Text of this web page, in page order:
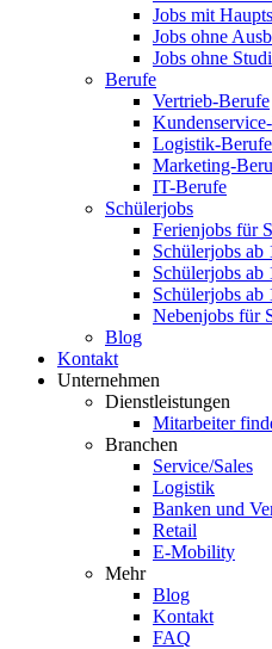
Jobs mit
Jobs ohne
Jobs ohne
Berufe
Vertrieb-Berufe
Logistik-Berufe
Marketing-
IT-Berufe
Schülerjobs
Ferienjobs für
Schülerjobs ab
Schülerjobs ab
Schülerjobs ab
Nebenjobs für
Blog
Kontakt
Unternehmen
Dienstleistungen
Mitarbeiter
Branchen
Service/Sales
Logistik
Banken und
Retail
E-Mobility
Mehr
Blog
Kontakt
FAQ